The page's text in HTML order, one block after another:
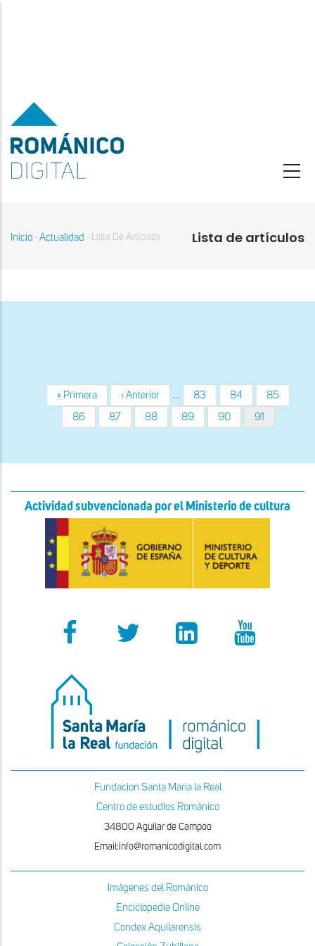
contenido
principal
Lista de artículos
navegación
Inicio - Actualidad - Lista De Artículos
Paginación
Primera
página
« Primera
Página
anterior
‹ Anterior … Página
83 Página
84 Página
85
Página
86 Página
87 Página
88 Página
89 Página
90
Página
actual
91
Actividad subvencionada por el Ministerio de cultura
Fundacion Santa Maria la Real
Centro de estudios Románico
34800 Aguilar de Campoo
Email:info@romanicodigital.com
Imágenes del Románico
Enciclopedia Online
Condex Aquilarensis